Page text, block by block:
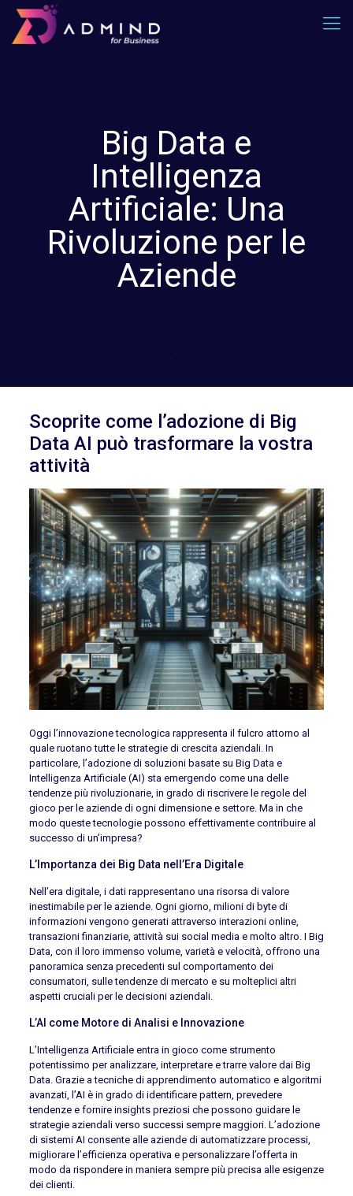
Big Data e
Intelligenza
Artificiale: Una
Rivoluzione per le
Aziende
Scoprite come l’adozione di Big
Data AI può trasformare la vostra
attività
Oggi l’innovazione tecnologica rappresenta il fulcro attorno al
quale ruotano tutte le strategie di crescita aziendali. In
particolare, l’adozione di soluzioni basate su Big Data e
Intelligenza Artificiale (AI) sta emergendo come una delle
tendenze più rivoluzionarie, in grado di riscrivere le regole del
gioco per le aziende di ogni dimensione e settore. Ma in che
modo queste tecnologie possono effettivamente contribuire al
successo di un’impresa?
L’Importanza dei Big Data nell’Era Digitale
Nell’era digitale, i dati rappresentano una risorsa di valore
inestimabile per le aziende. Ogni giorno, milioni di byte di
informazioni vengono generati attraverso interazioni online,
transazioni finanziarie, attività sui social media e molto altro. I Big
Data, con il loro immenso volume, varietà e velocità, offrono una
panoramica senza precedenti sul comportamento dei
consumatori, sulle tendenze di mercato e su molteplici altri
aspetti cruciali per le decisioni aziendali.
L’AI come Motore di Analisi e Innovazione
L’Intelligenza Artificiale entra in gioco come strumento
potentissimo per analizzare, interpretare e trarre valore dai Big
Data. Grazie a tecniche di apprendimento automatico e algoritmi
avanzati, l’AI è in grado di identificare pattern, prevedere
tendenze e fornire insights preziosi che possono guidare le
strategie aziendali verso successi sempre maggiori. L’adozione
di sistemi AI consente alle aziende di automatizzare processi,
migliorare l’efficienza operativa e personalizzare l’offerta in
modo da rispondere in maniera sempre più precisa alle esigenze
dei clienti.